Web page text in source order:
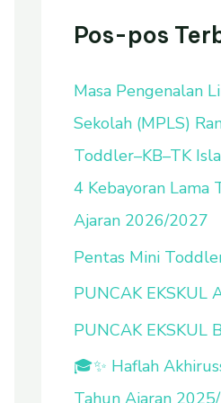
u
t
u
k
:
Pos-pos
Masa Pengenalan
Sekolah (MPLS)
Toddler–KB–TK
4 Kebayoran Lama
Ajaran 2026/2027
Pentas Mini
PUNCAK EKSKUL
PUNCAK EKSKUL
🎓✨ Haflah
Tahun Ajaran